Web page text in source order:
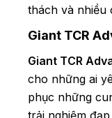
thách và nhiều
Giant TCR
Giant TCR
cho những ai
phục những